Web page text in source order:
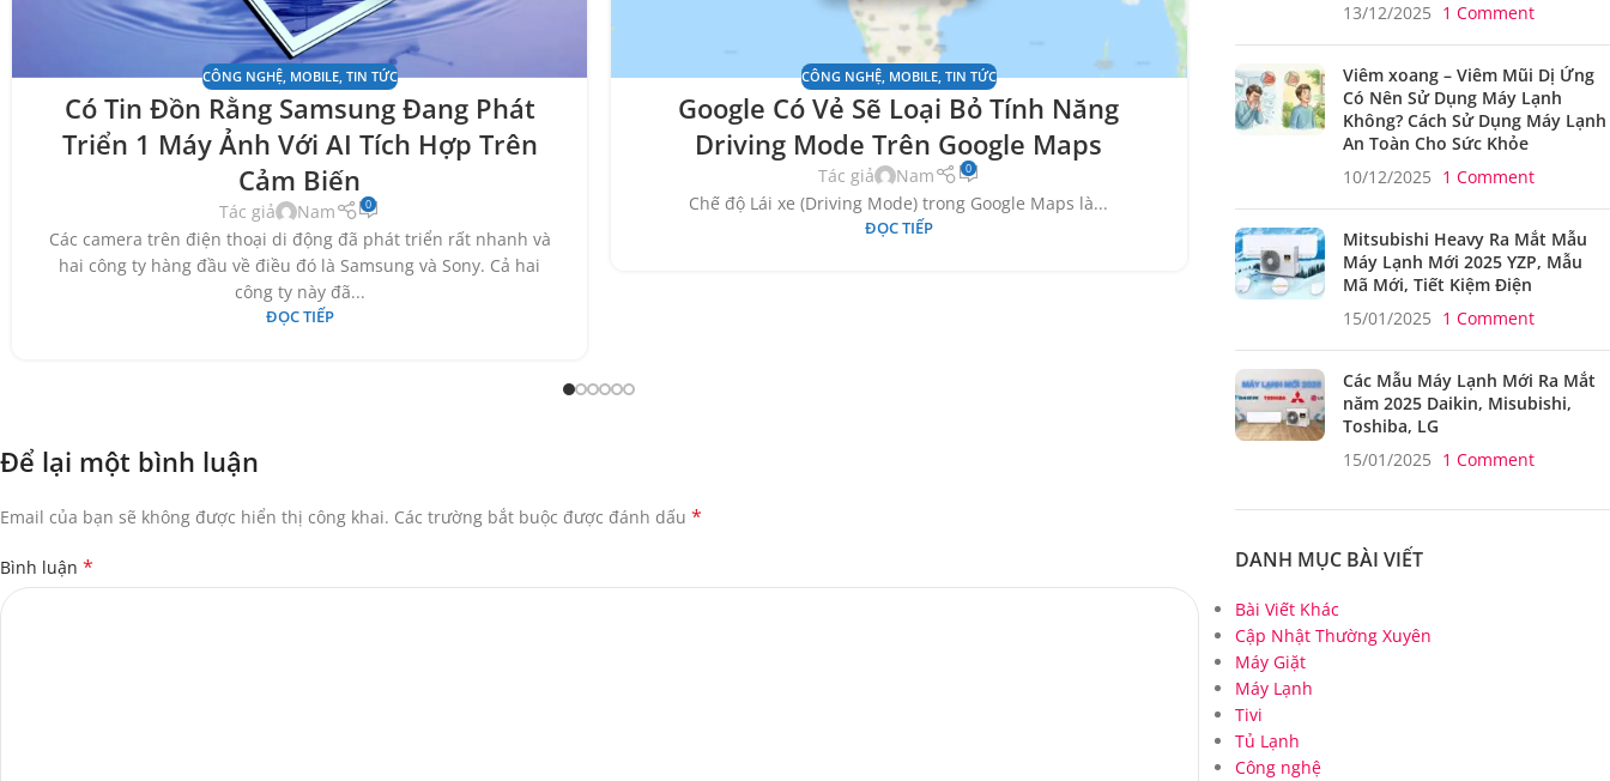
CÔNG NGHỆ, MOBILE, TIN TỨC
Có Tin Đồn Rằng Samsung Đang Phát
Triển 1 Máy Ảnh Với AI Tích Hợp Trên
Cảm Biến
Tác giả Nam 0
Các camera trên điện thoại di động đã phát triển rất nhanh và
hai công ty hàng đầu về điều đó là Samsung và Sony. Cả hai
công ty này đã...
ĐỌC TIẾP
CÔNG NGHỆ, MOBILE, TIN TỨC
Google Có Vẻ Sẽ Loại Bỏ Tính Năng
Driving Mode Trên Google Maps
Tác giả Nam 0
Chế độ Lái xe (Driving Mode) trong Google Maps là...
ĐỌC TIẾP
CÔNG NGHỆ,MOBILE ,TIN TỨC
Instagram Đang Phát Triển
Mới Cho Phép Bạn Chia Sẻ
Đó Trên Story Của
Tác giả Nam
Instagram đã phát triển rất nhanh từ
ĐỌC TIẾP
Để lại một bình luận
Email của bạn sẽ không được hiển thị công khai. Các trường bắt buộc được đánh dấu *
Bình luận *
13/12/2025 1 Comment
Viêm xoang – Viêm Mũi Dị Ứng
Có Nên Sử Dụng Máy Lạnh
Không? Cách Sử Dụng Máy Lạnh
An Toàn Cho Sức Khỏe
10/12/2025 1 Comment
Mitsubishi Heavy Ra Mắt Mẫu
Máy Lạnh Mới 2025 YZP, Mẫu
Mã Mới, Tiết Kiệm Điện
15/01/2025 1 Comment
Các Mẫu Máy Lạnh Mới Ra Mắt
năm 2025 Daikin, Misubishi,
Toshiba, LG
15/01/2025 1 Comment
DANH MỤC BÀI VIẾT
Bài Viết Khác
Cập Nhật Thường Xuyên
Máy Giặt
Máy Lạnh
Tivi
Tủ Lạnh
Công nghệ